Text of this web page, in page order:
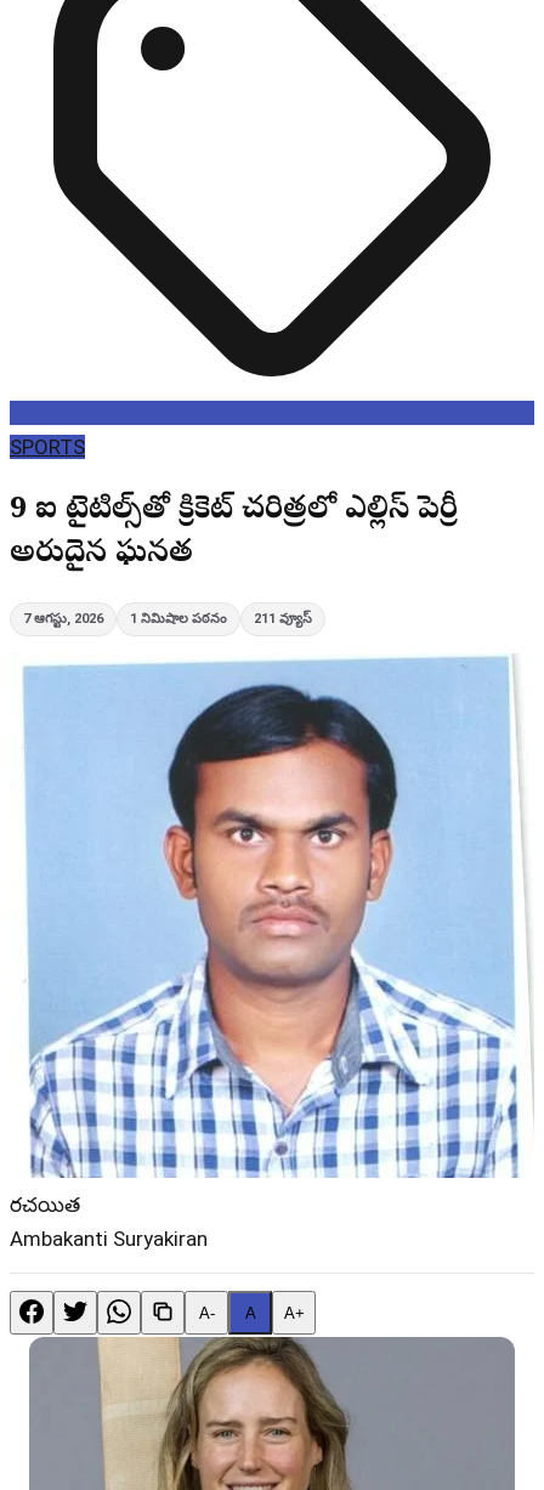
SPORTS
9 ఐసీసీ టైటిల్స్‌తో క్రికెట్ చరిత్రలో ఎల్లిస్ పెర్రీ
అరుదైన ఘనత
7 ఆగస్టు, 2026 1 నిమిషాల పఠనం 211 వ్యూస్
రచయిత
Ambakanti Suryakiran
A- A A+